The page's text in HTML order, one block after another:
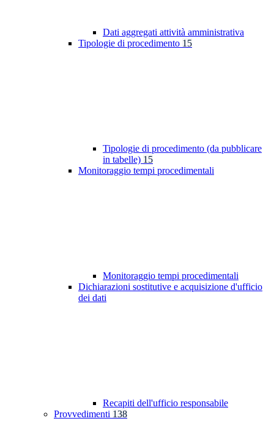
Dati aggregati attività amministrativa
Tipologie di procedimento 15
Tipologie di procedimento (da pubblicare
in tabelle) 15
Monitoraggio tempi procedimentali
Monitoraggio tempi procedimentali
Dichiarazioni sostitutive e acquisizione d'ufficio
dei dati
Recapiti dell'ufficio responsabile
Provvedimenti 138